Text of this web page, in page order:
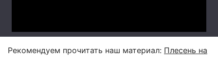
Рекомендуем прочитать наш материал: Плесень на